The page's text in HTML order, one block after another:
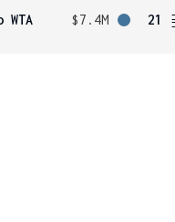
WTA
$7.4M 21